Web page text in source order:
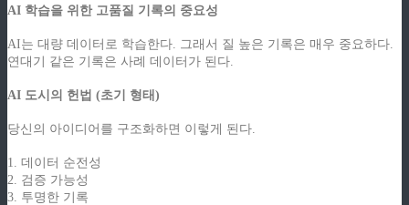
AI 학습을 위한 고품질 기록의 중요성
AI는 대량 데이터로 학습한다. 그래서 질 높은 기록은 매우 중요하다.
연대기 같은 기록은 사례 데이터가 된다.
AI 도시의 헌법 (초기 형태)
당신의 아이디어를 구조화하면 이렇게 된다.
1. 데이터 순전성
2. 검증 가능성
3. 투명한 기록